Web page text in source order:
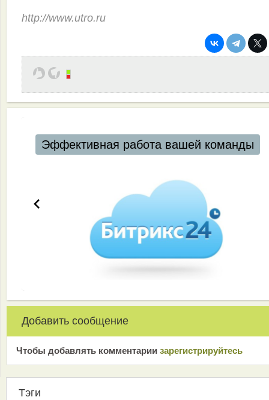
http://www.utro.ru
Эффективная работа вашей команды
Добавить сообщение
Чтобы добавлять комментарии зарeгиcтрирyйтeсь
Тэги